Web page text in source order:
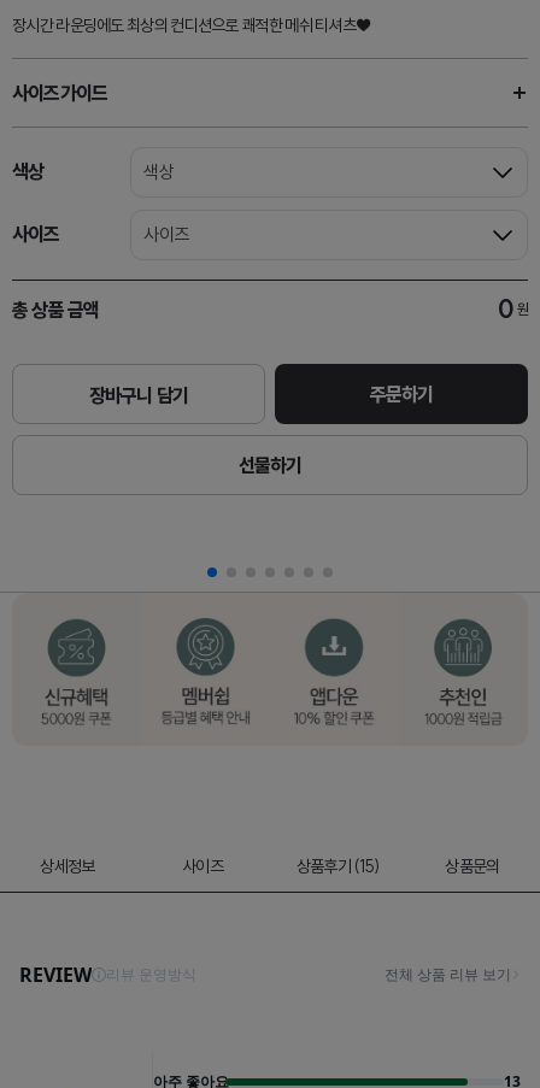
장시간 라운딩에도 최상의 컨디션으로 쾌적한 메쉬 티셔츠♥
사이즈가이드
색상 색상
사이즈 사이즈
총 상품 금액 0 원
장바구니 담기 주문하기
선물하기
상세정보 사이즈 상품후기 (15) 상품문의